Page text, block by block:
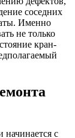
соседних
Именно
не только
кран-
с